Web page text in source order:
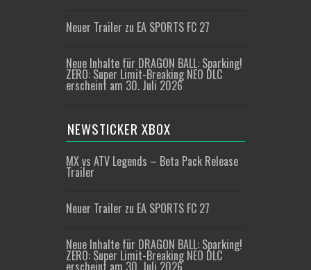
Neuer Trailer zu EA SPORTS FC 27
Neue Inhalte für DRAGON BALL: Sparking!
ZERO: Super Limit-Breaking NEO DLC
erscheint am 30. Juli 2026
NEWSTICKER XBOX
MX vs ATV Legends – Beta Pack Release
Trailer
Neuer Trailer zu EA SPORTS FC 27
Neue Inhalte für DRAGON BALL: Sparking!
ZERO: Super Limit-Breaking NEO DLC
erscheint am 30. Juli 2026